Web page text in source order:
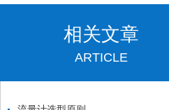
相关文章
ARTICLE